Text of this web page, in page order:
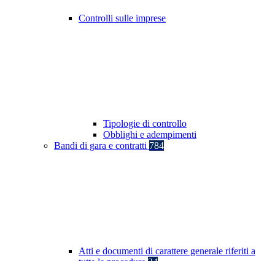
Controlli sulle imprese
Tipologie di controllo
Obblighi e adempimenti
Bandi di gara e contratti 784
Atti e documenti di carattere generale riferiti a